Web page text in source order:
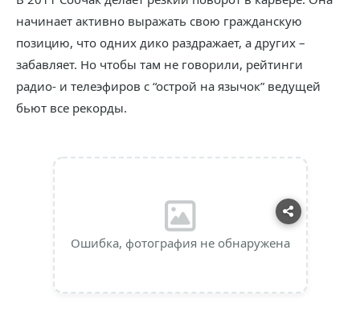
начинает активно выражать свою гражданскую
позицию, что одних дико раздражает, а других –
забавляет. Но чтобы там не говорили, рейтинги
радио- и телеэфиров с “острой на язычок” ведущей
бьют все рекорды.
Ошибка, фотография не обнаружена